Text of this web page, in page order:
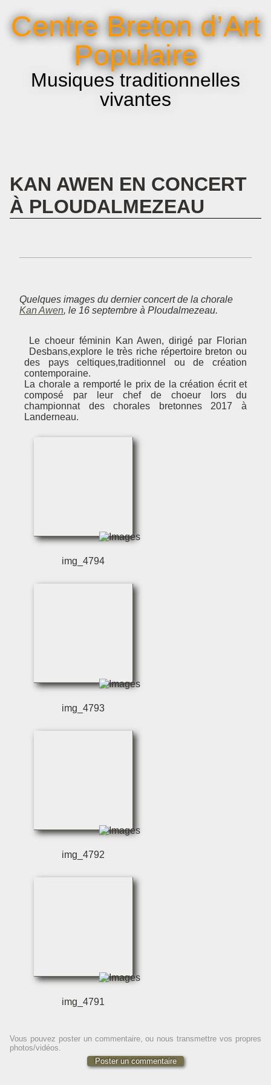
Centre Breton d’Art
Populaire
Musiques traditionnelles
vivantes
Infos pratiques
KAN AWEN EN CONCERT
À PLOUDALMEZEAU
Quelques images du dernier concert de la chorale
Kan Awen, le 16 septembre à Ploudalmezeau.
Le choeur féminin Kan Awen, dirigé par Florian
Desbans,explore le très riche répertoire breton ou
des pays celtiques,traditionnel ou de création
contemporaine.
La chorale a remporté le prix de la création écrit et
composé par leur chef de choeur lors du
championnat des chorales bretonnes 2017 à
Landerneau.
img_4794
img_4793
img_4792
img_4791
Vous pouvez poster un commentaire, ou nous transmettre vos propres
photos/vidéos.
Poster un commentaire